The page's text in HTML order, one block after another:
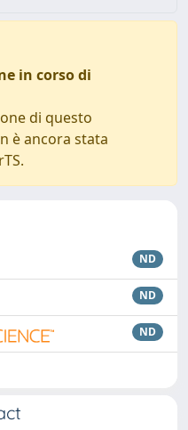
in corso di
di questo
è ancora stata
ND
ND
ND